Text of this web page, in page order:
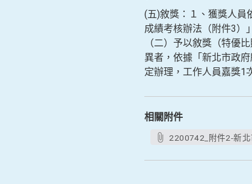
(五)敘獎：１、獲獎人員
成績考核辦法（附件3）
（二）予以敘獎（特優
異者，依據「新北市政
定辦理，工作人員嘉獎1
相關附件
2200742_附件2-新